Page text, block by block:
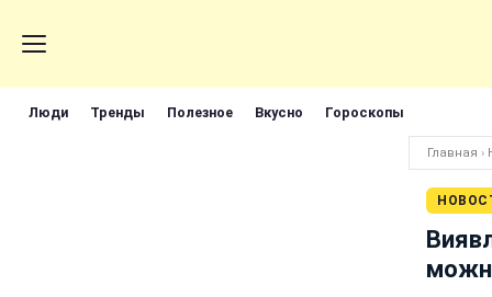
Люди Тренды Полезное Вкусно Гороскопы
Главная ›